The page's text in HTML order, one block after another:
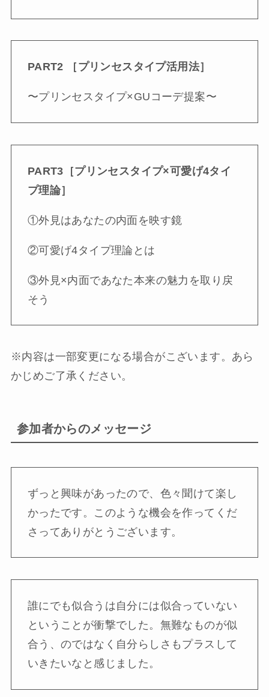
PART2 ［プリンセスタイプ活用法］
〜プリンセスタイプ×GUコーデ提案〜
PART3［プリンセスタイプ×可愛げ4タイ
プ理論］
①外見はあなたの内面を映す鏡
②可愛げ4タイプ理論とは
③外見×内面であなた本来の魅力を取り戻
そう
※内容は一部変更になる場合がこざいます。あら
かじめご了承ください。
参加者からのメッセージ
ずっと興味があったので、色々聞けて楽し
かったです。このような機会を作ってくだ
さってありがとうございます。
誰にでも似合うは自分には似合っていない
ということが衝撃でした。無難なものが似
合う、のではなく自分らしさもプラスして
いきたいなと感じました。